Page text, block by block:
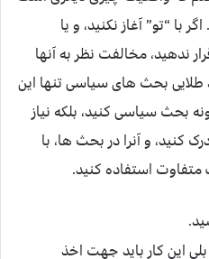
با “تو” آغاز نکنید، و یا
ندهید، مخالفت نظر به آنها
بحث های سیاسی تنها این
بحث سیاسی کنید، بلکه نیاز
کنید، و آنرا در بحث ها، با
متفاوت استفاده کنید.
این کار باید جهت اخذ